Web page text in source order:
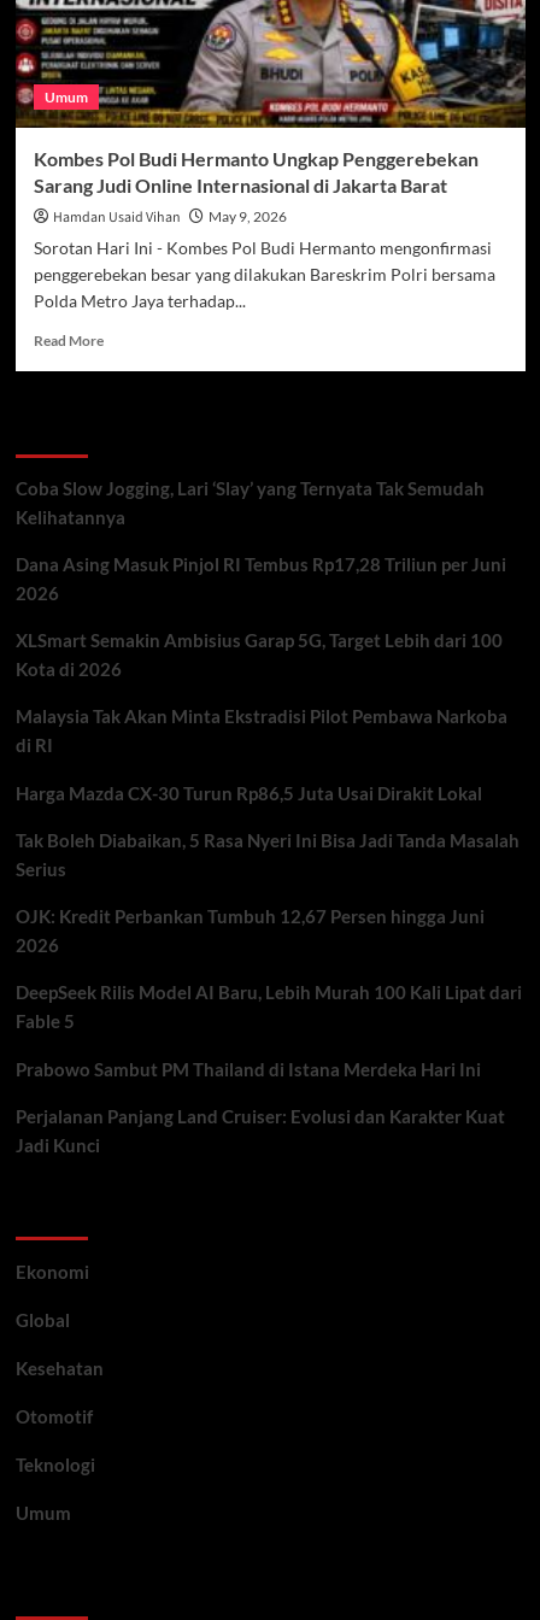
Umum
Kombes Pol Budi Hermanto Ungkap Penggerebekan
Sarang Judi Online Internasional di Jakarta Barat
Hamdan Usaid Vihan May 9, 2026
Sorotan Hari Ini - Kombes Pol Budi Hermanto mengonfirmasi
penggerebekan besar yang dilakukan Bareskrim Polri bersama
Polda Metro Jaya terhadap...
Read MoreRead
Ungkap
Penggerebekan
Judi
di
Barat
Coba Slow Jogging, Lari ‘Slay’ yang Ternyata Tak Semudah
Kelihatannya
Dana Asing Masuk Pinjol RI Tembus Rp17,28 Triliun per Juni
2026
XLSmart Semakin Ambisius Garap 5G, Target Lebih dari 100
Kota di 2026
Malaysia Tak Akan Minta Ekstradisi Pilot Pembawa Narkoba
di RI
Harga Mazda CX-30 Turun Rp86,5 Juta Usai Dirakit Lokal
Tak Boleh Diabaikan, 5 Rasa Nyeri Ini Bisa Jadi Tanda Masalah
Serius
OJK: Kredit Perbankan Tumbuh 12,67 Persen hingga Juni
2026
DeepSeek Rilis Model AI Baru, Lebih Murah 100 Kali Lipat dari
Fable 5
Prabowo Sambut PM Thailand di Istana Merdeka Hari Ini
Perjalanan Panjang Land Cruiser: Evolusi dan Karakter Kuat
Jadi Kunci
Ekonomi
Global
Kesehatan
Otomotif
Teknologi
Umum